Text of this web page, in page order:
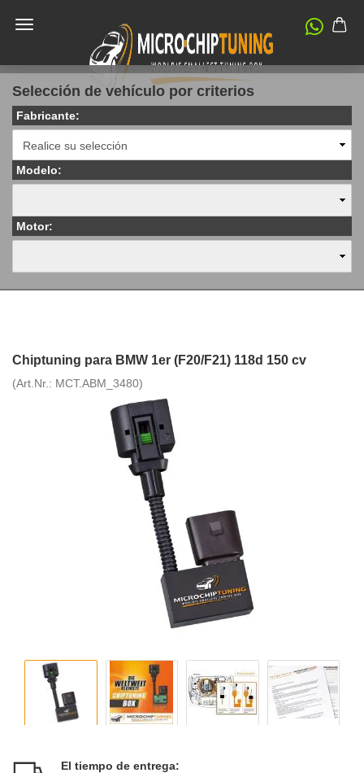
Selección de vehículo por criterios
Fabricante:
Modelo:
Motor:
Chiptuning para BMW 1er (F20/F21) 118d 150 cv
(Art.Nr.: MCT.ABM_3480)
El tiempo de entrega: